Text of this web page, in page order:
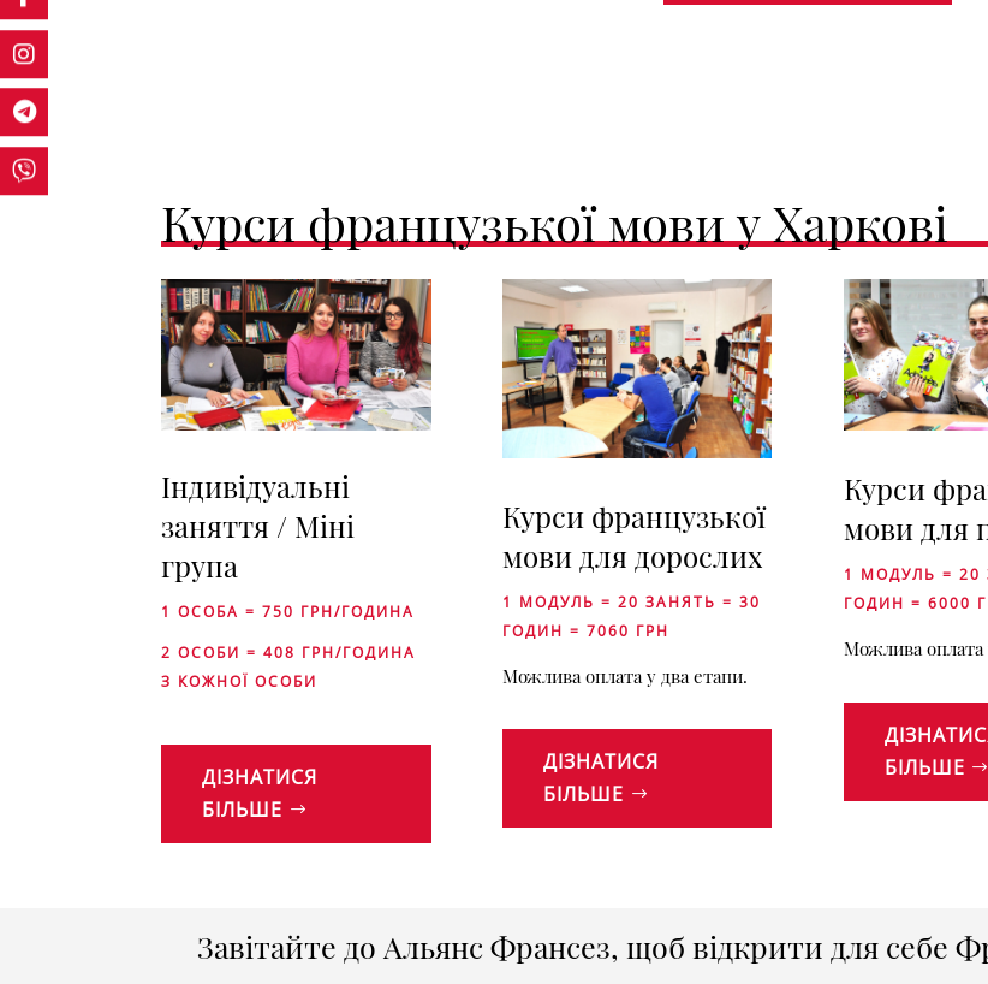
Курси французької мови у Харкові
Індивідуальні
заняття / Міні
група
1 ОСОБА = 750 ГРН/ГОДИНА
2 ОСОБИ = 408 ГРН/ГОДИНА
З КОЖНОЇ ОСОБИ
ДІЗНАТИСЯ
БІЛЬШЕ
Курси французької
мови для дорослих
1 МОДУЛЬ = 20 ЗАНЯТЬ = 30
ГОДИН = 7060 ГРН
Можлива оплата у два етапи.
ДІЗНАТИСЯ
БІЛЬШЕ
Курси
мови для
1 МОДУЛЬ = 20
ГОДИН = 6000
Можлива оплата
БІЛЬШЕ
Завітайте до Альянс Франсез, щоб відкрити для себе